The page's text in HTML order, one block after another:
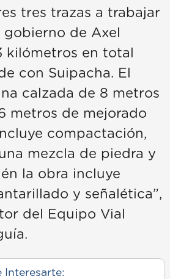
tres trazas a trabajar
de Axel
kilómetros en total
con Suipacha. El
calzada de 8 metros
metros de mejorado
compactación,
mezcla de piedra y
la obra incluye
y señalética”,
del Equipo Vial
Interesarte: